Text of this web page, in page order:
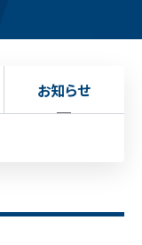
お知らせ